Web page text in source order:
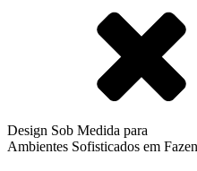
Design Sob Medida para
Ambientes Sofisticados em